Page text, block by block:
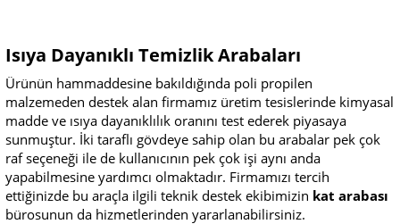
Isıya Dayanıklı Temizlik Arabaları
Ürünün hammaddesine bakıldığında poli propilen
malzemeden destek alan firmamız üretim tesislerinde kimyasal
madde ve ısıya dayanıklılık oranını test ederek piyasaya
sunmuştur. İki taraflı gövdeye sahip olan bu arabalar pek çok
raf seçeneği ile de kullanıcının pek çok işi aynı anda
yapabilmesine yardımcı olmaktadır. Firmamızı tercih
ettiğinizde bu araçla ilgili teknik destek ekibimizin kat arabası
bürosunun da hizmetlerinden yararlanabilirsiniz.